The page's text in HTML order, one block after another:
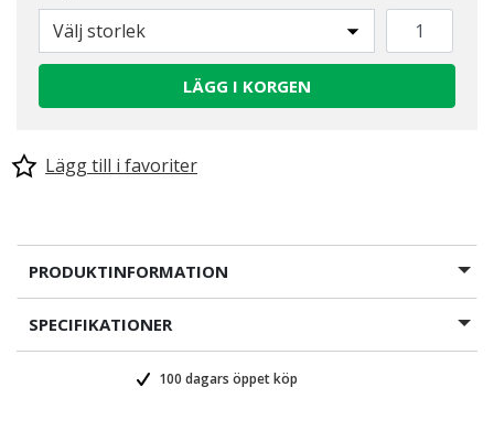
Välj storlek
LÄGG I KORGEN
Lägg till i favoriter
PRODUKTINFORMATION
SPECIFIKATIONER
100 dagars öppet köp